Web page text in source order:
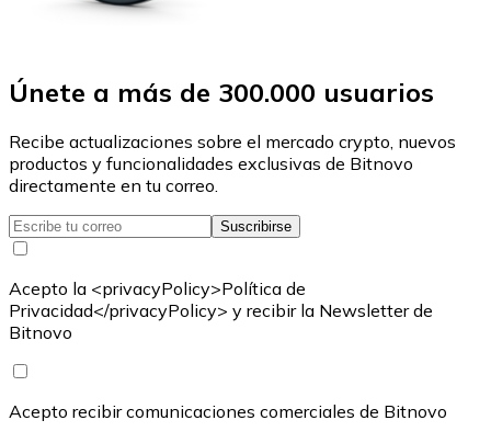
Únete a más de 300.000 usuarios
Recibe actualizaciones sobre el mercado crypto, nuevos
productos y funcionalidades exclusivas de Bitnovo
directamente en tu correo.
Suscribirse
Acepto la <privacyPolicy>Política de
Privacidad</privacyPolicy> y recibir la Newsletter de
Bitnovo
Acepto recibir comunicaciones comerciales de Bitnovo